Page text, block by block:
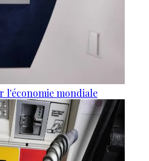
l'économie mondiale